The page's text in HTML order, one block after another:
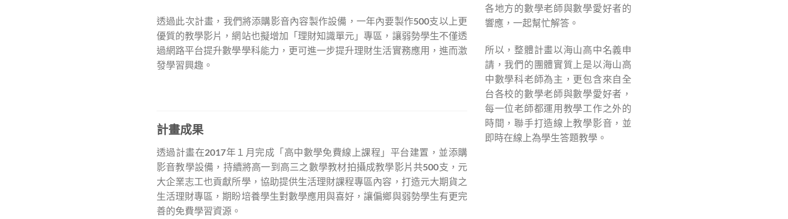
透過此次計畫，我們將添購影音內容製作設備，一年內要製作500支以上更
優質的教學影片，網站也擬增加「理財知識單元」專區，讓弱勢學生不僅透
過網路平台提升數學學科能力，更可進一步提升理財生活實務應用，進而激
發學習興趣。
計畫成果
透過計畫在2017年１月完成「高中數學免費線上課程」平台建置，並添購
影音教學設備，持續將高一到高三之數學教材拍攝成教學影片共500支，元
大企業志工也貢獻所學，協助提供生活理財課程專區內容，打造元大期貨之
生活理財專區，期盼培養學生對數學應用與喜好，讓偏鄉與弱勢學生有更完
善的免費學習資源。
各地方的數學老師與數學愛好者的
響應，一起幫忙解答。
所以，整體計畫以海山高中名義申
請，我們的團體實質上是以海山高
中數學科老師為主，更包含來自全
台各校的數學老師與數學愛好者，
每一位老師都運用教學工作之外的
時間，聯手打造線上教學影音，並
即時在線上為學生答題教學。